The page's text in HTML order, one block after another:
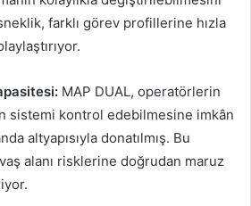
farklı görev profillerine hızla
MAP DUAL, operatörlerin
sistemi kontrol edebilmesine imkân
altyapısıyla donatılmış. Bu
alanı risklerine doğrudan maruz